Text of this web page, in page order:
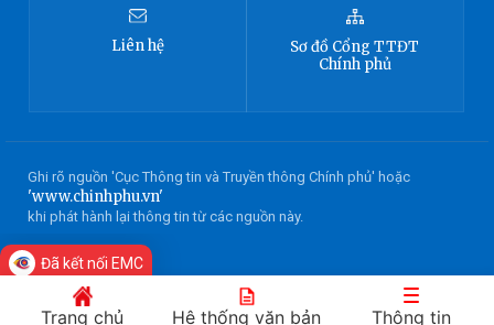
Liên hệ Sơ đồ Cổng TTĐT
Chính phủ
Ghi rõ nguồn 'Cục Thông tin và Truyền thông Chính phủ' hoặc
'www.chinhphu.vn'
khi phát hành lại thông tin từ các nguồn này.
Trang chủ Hệ thống văn bản Thông tin
Đã kết nối EMC